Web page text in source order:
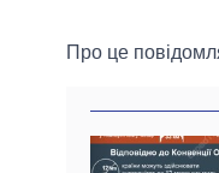
Про це